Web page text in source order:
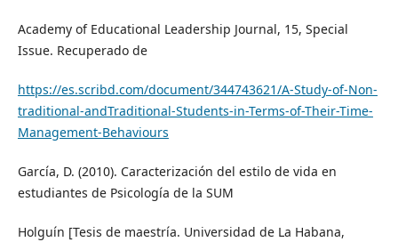
Academy of Educational Leadership Journal, 15, Special
Issue. Recuperado de
https://es.scribd.com/document/344743621/A-Study-of-Non-
traditional-andTraditional-Students-in-Terms-of-Their-Time-
Management-Behaviours
García, D. (2010). Caracterización del estilo de vida en
estudiantes de Psicología de la SUM
Holguín [Tesis de maestría. Universidad de La Habana,